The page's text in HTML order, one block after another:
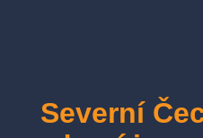
Severní